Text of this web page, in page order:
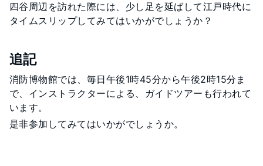
四谷周辺を訪れた際には、少し足を延ばして江戸時代に
タイムスリップしてみてはいかがでしょうか？
追記
消防博物館では、毎日午後1時45分から午後2時15分ま
で、インストラクターによる、ガイドツアーも行われて
います。
是非参加してみてはいかがでしょうか。